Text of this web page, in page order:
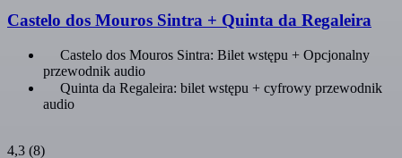
Castelo dos Mouros Sintra + Quinta da Regaleira
Castelo dos Mouros Sintra: Bilet wstępu + Opcjonalny
przewodnik audio
Quinta da Regaleira: bilet wstępu + cyfrowy przewodnik
audio
4,3 (8)